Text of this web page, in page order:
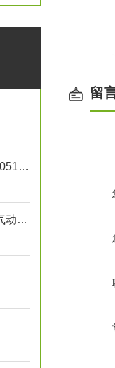
k23jd-15w k23jd-25w电磁换向阀 0510-85745374
K23JD-15W.K23JD-25W 无锡市气动元件总厂0510-85748374
工作
耐压
留